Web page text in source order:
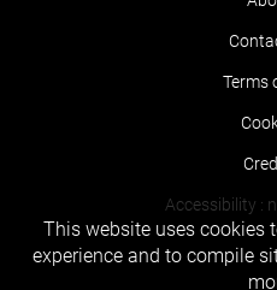
Terms
Accessibility :
This website uses cookies
experience and to compile